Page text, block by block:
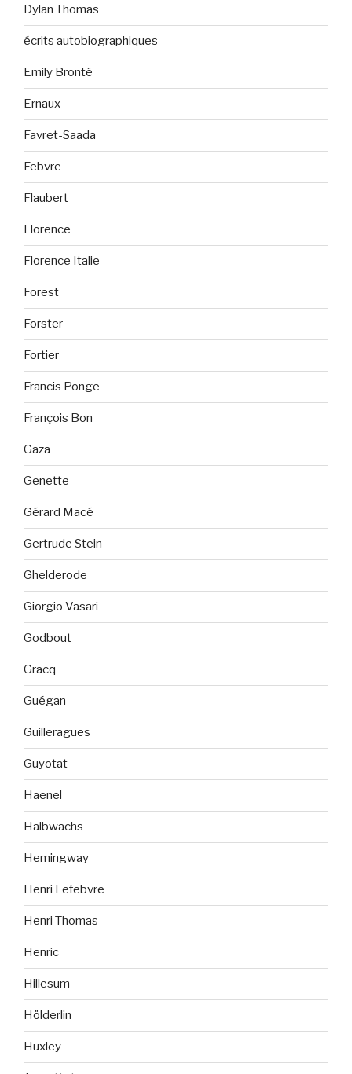
Dylan Thomas
écrits autobiographiques
Emily Brontë
Ernaux
Favret-Saada
Febvre
Flaubert
Florence
Florence Italie
Forest
Forster
Fortier
Francis Ponge
François Bon
Gaza
Genette
Gérard Macé
Gertrude Stein
Ghelderode
Giorgio Vasari
Godbout
Gracq
Guégan
Guilleragues
Guyotat
Haenel
Halbwachs
Hemingway
Henri Lefebvre
Henri Thomas
Henric
Hillesum
Hölderlin
Huxley